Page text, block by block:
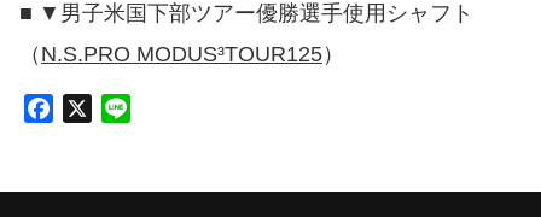
■ ▼男子米国下部ツアー優勝選手使用シャフト
（ N.S.PRO MODUS³TOUR125）
e
e